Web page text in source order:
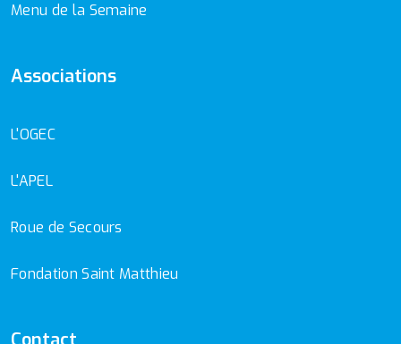
Menu de la Semaine
Associations
L'OGEC
L'APEL
Roue de Secours
Fondation Saint Matthieu